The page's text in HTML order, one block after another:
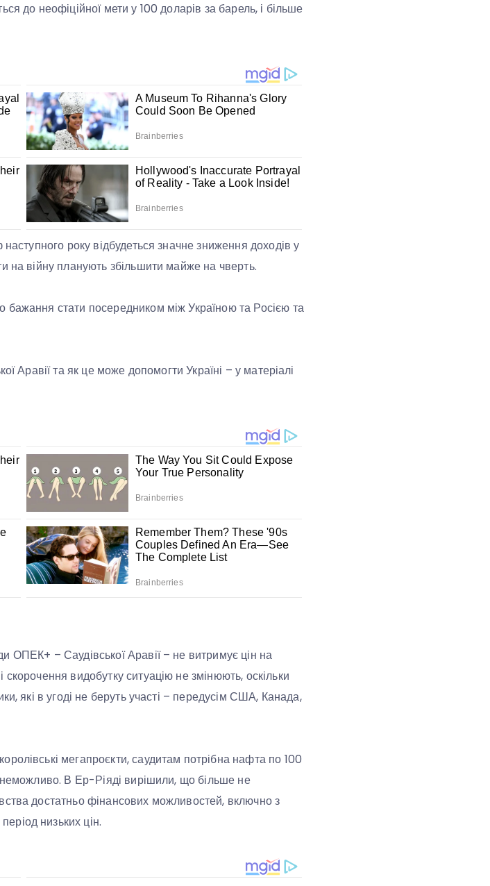
до неофіційної мети у 100 доларів за барель, і більше
року відбудеться значне зниження доходів у
на війну планують збільшити майже на чверть.
стати посередником між Україною та Росією та
Аравії та як це може допомогти Україні – у матеріалі
ОПЕК+ – Саудівської Аравії – не витримує цін на
видобутку ситуацію не змінюють, оскільки
які в угоді не беруть участі – передусім США, Канада,
мегапроєкти, саудитам потрібна нафта по 100
неможливо. В Ер-Ріяді вирішили, що більше не
достатньо фінансових можливостей, включно з
низьких цін.